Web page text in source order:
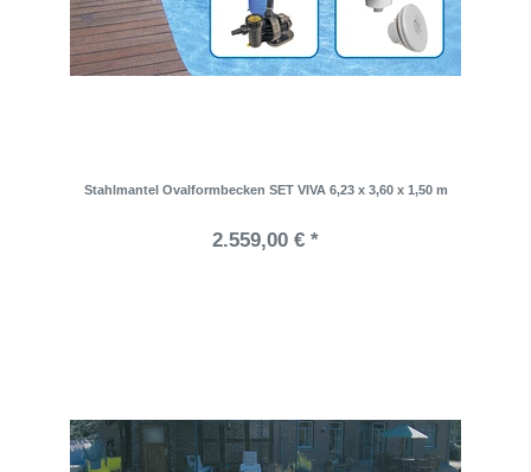
Stahlmantel Ovalformbecken SET VIVA 6,23 x 3,60 x 1,50 m
2.559,00 € *